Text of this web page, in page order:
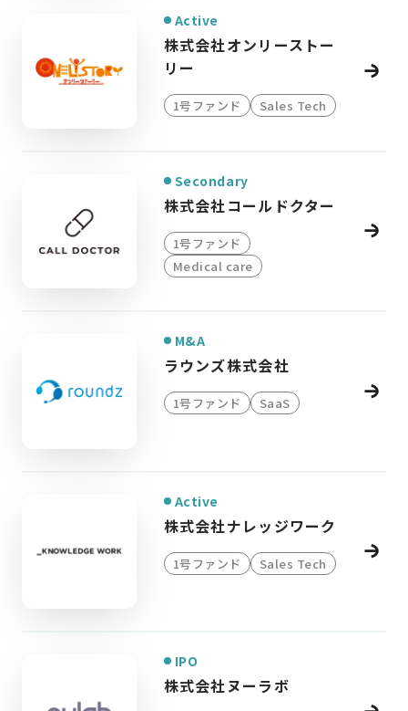
Active
株式会社オンリーストー
リー
1号ファンド Sales Tech
Secondary
株式会社コールドクター
1号ファンド
Medical care
M&A
ラウンズ株式会社
1号ファンド SaaS
Active
株式会社ナレッジワーク
1号ファンド Sales Tech
IPO
株式会社ヌーラボ